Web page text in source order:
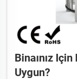
Binaınız
Uygun?